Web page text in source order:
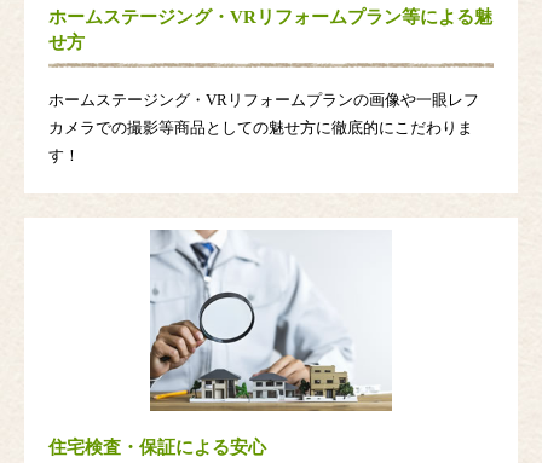
ホームステージング・VRリフォームプラン等による魅
せ方
ホームステージング・VRリフォームプランの画像や一眼レフ
カメラでの撮影等商品としての魅せ方に徹底的にこだわりま
す！
住宅検査・保証による安心